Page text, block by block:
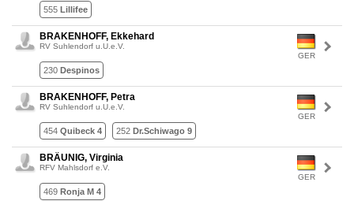
555 Lillifee
GER
BRAKENHOFF, Ekkehard
RV Suhlendorf u.U.e.V.
230 Despinos
GER
BRAKENHOFF, Petra
RV Suhlendorf u.U.e.V.
454 Quibeck 4 252 Dr.Schiwago 9
GER
BRÄUNIG, Virginia
RFV Mahlsdorf e.V.
469 Ronja M 4